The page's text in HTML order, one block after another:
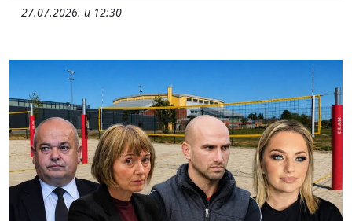
27.07.2026. u 12:30